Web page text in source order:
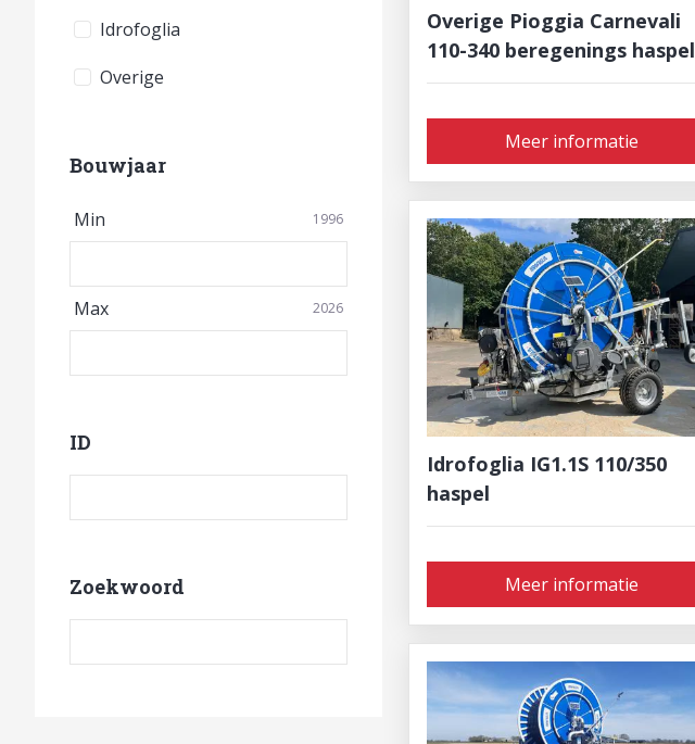
Idrofoglia
Overige
Bouwjaar
Min 1996
Max 2026
ID
Zoekwoord
Overige Pioggia Carnevali
110-340 beregenings haspel
Meer informatie
Idrofoglia IG1.1S 110/350
haspel
Meer informatie